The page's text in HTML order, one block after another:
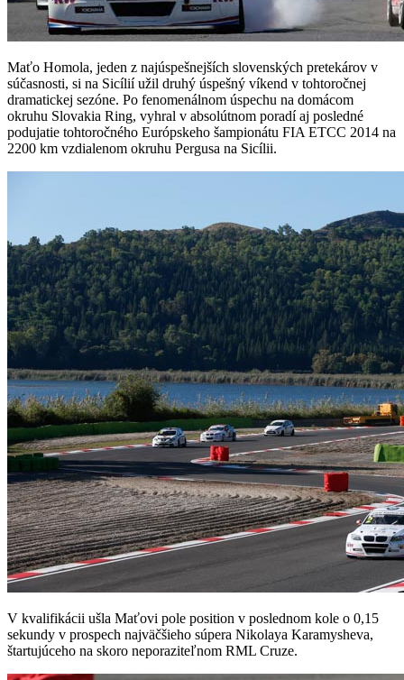
Maťo Homola, jeden z najúspešnejších slovenských pretekárov v
súčasnosti, si na Sicílií užil druhý úspešný víkend v tohtoročnej
dramatickej sezóne. Po fenomenálnom úspechu na domácom
okruhu Slovakia Ring, vyhral v absolútnom poradí aj posledné
podujatie tohtoročného Európskeho šampionátu FIA ETCC 2014 na
2200 km vzdialenom okruhu Pergusa na Sicílii.
V kvalifikácii ušla Maťovi pole position v poslednom kole o 0,15
sekundy v prospech najväčšieho súpera Nikolaya Karamysheva,
štartujúceho na skoro neporaziteľnom RML Cruze.